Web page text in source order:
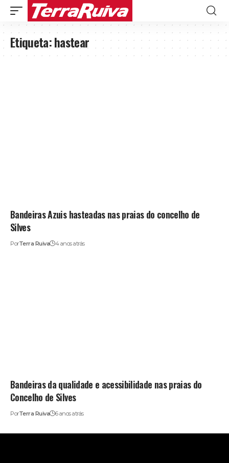
Etiqueta:hastear
Bandeiras Azuis hasteadas nas praias do concelho de
Silves
PorTerra Ruiva 4 anos atrás
Bandeiras da qualidade e acessibilidade nas praias do
Concelho de Silves
PorTerra Ruiva 6 anos atrás